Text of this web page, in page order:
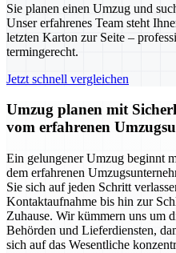
Sie planen einen Umzug und
Unser erfahrenes Team steht
letzten Karton zur Seite –
termingerecht.
Jetzt schnell vergleichen
Umzug planen mit
vom erfahrenen
Ein gelungener Umzug beginnt
dem erfahrenen
Sie sich auf jeden Schritt
Kontaktaufnahme bis hin zur
Zuhause. Wir kümmern uns um
Behörden und Lieferdiensten,
sich auf das Wesentliche